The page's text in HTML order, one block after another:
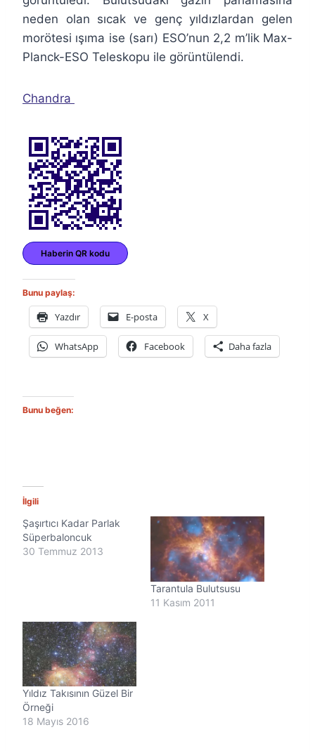
neden olan sıcak ve genç yıldızlardan gelen
morötesi ışıma ise (sarı) ESO’nun 2,2 m’lik Max-
Planck-ESO Teleskopu ile görüntülendi.
Chandra
Haberin QR kodu
Bunu paylaş:
Yazdır E-posta X
WhatsApp Facebook Daha fazla
Bunu beğen:
İlgili
Şaşırtıcı Kadar Parlak
Süperbaloncuk
30 Temmuz 2013
Tarantula Bulutsusu
11 Kasım 2011
Yıldız Takısının Güzel Bir
Örneği
18 Mayıs 2016